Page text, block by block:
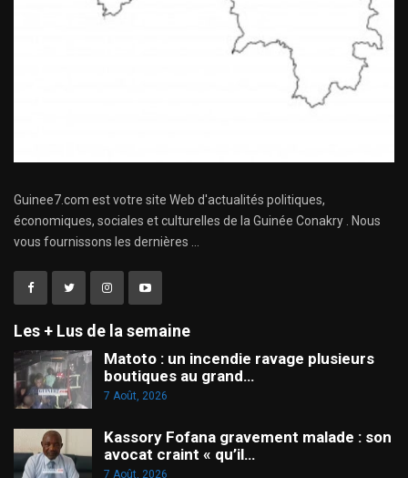
Guinee7.com est votre site Web d'actualités politiques,
économiques, sociales et culturelles de la Guinée Conakry . Nous
vous fournissons les dernières ...
Les + Lus de la semaine
Matoto : un incendie ravage plusieurs
boutiques au grand…
7 Août, 2026
Kassory Fofana gravement malade : son
avocat craint « qu’il…
7 Août, 2026